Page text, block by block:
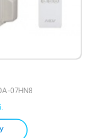
07HN8